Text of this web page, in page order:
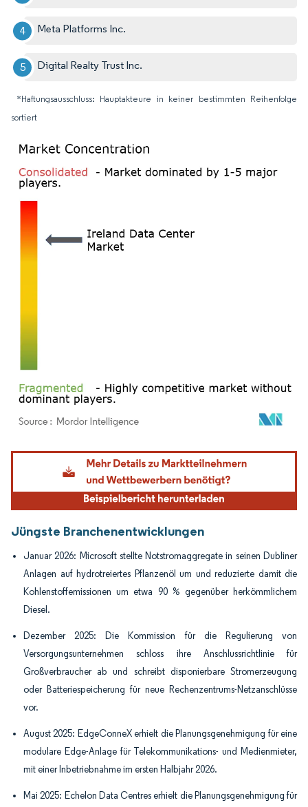
Meta Platforms Inc.
Digital Realty Trust Inc.
*Haftungsausschluss: Hauptakteure in keiner bestimmten Reihenfolge
sortiert
Bild © Mordor Intelligence. Wiederverwendung erfordert Namensnennung gemäß
Jüngste Branchenentwicklungen
Januar 2026: Microsoft stellte Notstromaggregate in seinen Dubliner
Anlagen auf hydrotreiertes Pflanzenöl um und reduzierte damit die
Kohlenstoffemissionen um etwa 90 % gegenüber herkömmlichem
Diesel.
Dezember 2025: Die Kommission für die Regulierung von
Versorgungsunternehmen schloss ihre Anschlussrichtlinie für
Großverbraucher ab und schreibt disponierbare Stromerzeugung
oder Batteriespeicherung für neue Rechenzentrums-Netzanschlüsse
vor.
August 2025: EdgeConneX erhielt die Planungsgenehmigung für eine
modulare Edge-Anlage für Telekommunikations- und Medienmieter,
mit einer Inbetriebnahme im ersten Halbjahr 2026.
Mai 2025: Echelon Data Centres erhielt die Planungsgenehmigung für